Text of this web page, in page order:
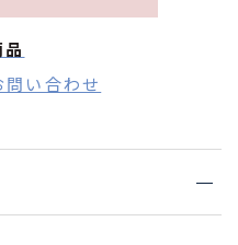
い合わせ